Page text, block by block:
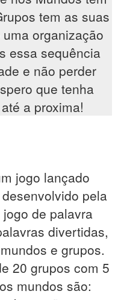
tem as suas
organização
essa sequência
e não perder
que tenha
a proxima!
jogo lançado
pela
de palavra
divertidas,
e grupos.
20 grupos com 5
mundos são: